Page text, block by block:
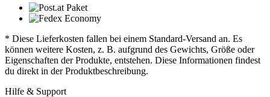
* Diese Lieferkosten fallen bei einem Standard-Versand an. Es
können weitere Kosten, z. B. aufgrund des Gewichts, Größe oder
Eigenschaften der Produkte, entstehen. Diese Informationen findest
du direkt in der Produktbeschreibung.
Hilfe & Support